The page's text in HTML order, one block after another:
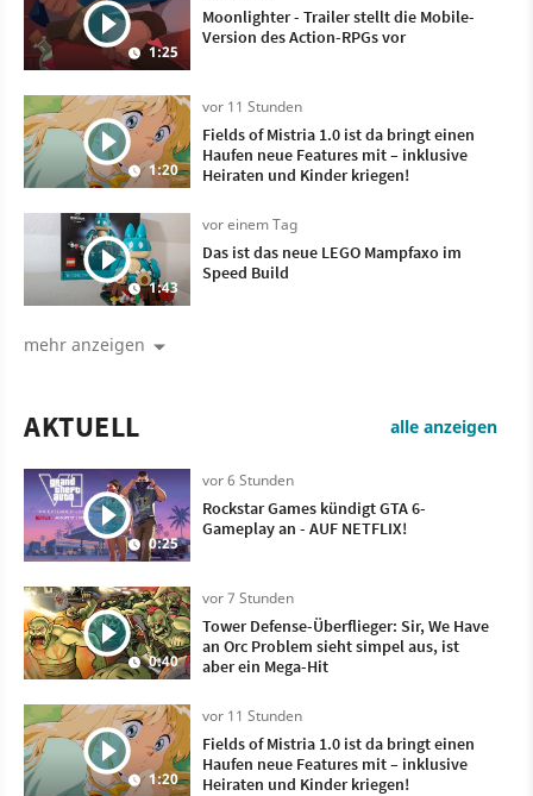
1:25
Moonlighter - Trailer stellt die Mobile-
Version des Action-RPGs vor
1:20
vor 11 Stunden
Fields of Mistria 1.0 ist da bringt einen
Haufen neue Features mit – inklusive
Heiraten und Kinder kriegen!
1:43
vor einem Tag
Das ist das neue LEGO Mampfaxo im
Speed Build
mehr anzeigen
AKTUELL alle anzeigen
0:25
vor 6 Stunden
Rockstar Games kündigt GTA 6-
Gameplay an - AUF NETFLIX!
0:40
vor 7 Stunden
Tower Defense-Überflieger: Sir, We Have
an Orc Problem sieht simpel aus, ist
aber ein Mega-Hit
1:20
vor 11 Stunden
Fields of Mistria 1.0 ist da bringt einen
Haufen neue Features mit – inklusive
Heiraten und Kinder kriegen!